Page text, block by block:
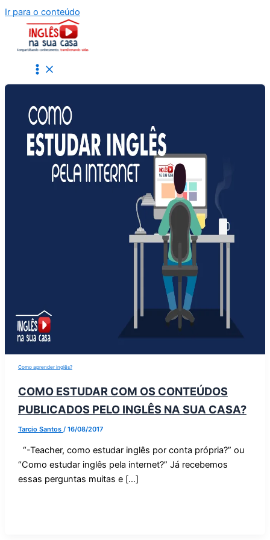
Ir para o conteúdo
Como aprender inglês?
COMO ESTUDAR COM OS CONTEÚDOS
PUBLICADOS PELO INGLÊS NA SUA CASA?
Tarcio Santos / 16/08/2017
“-Teacher, como estudar inglês por conta própria?” ou
“Como estudar inglês pela internet?” Já recebemos
essas perguntas muitas e […]